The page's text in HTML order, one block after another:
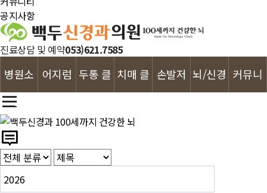
공지사항
진료상담 및 예약053)621.7585
병원소
개
어지럼 두통 클 치매 클 손발저 뇌/신경 커뮤니